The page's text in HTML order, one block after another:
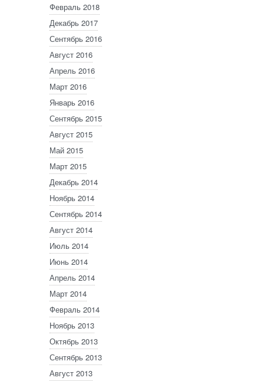
Февраль 2018
Декабрь 2017
Сентябрь 2016
Август 2016
Апрель 2016
Март 2016
Январь 2016
Сентябрь 2015
Август 2015
Май 2015
Март 2015
Декабрь 2014
Ноябрь 2014
Сентябрь 2014
Август 2014
Июль 2014
Июнь 2014
Апрель 2014
Март 2014
Февраль 2014
Ноябрь 2013
Октябрь 2013
Сентябрь 2013
Август 2013